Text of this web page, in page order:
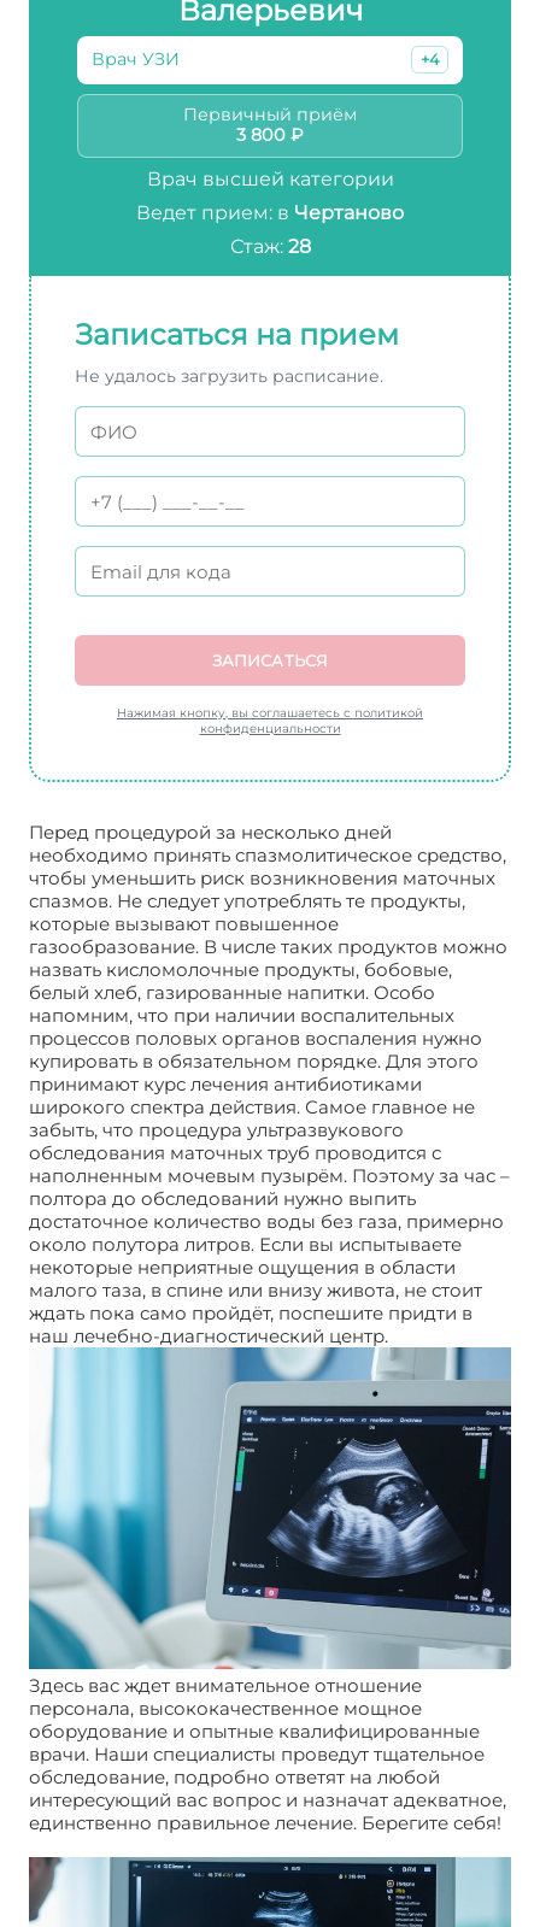
Валерьевич
Врач УЗИ +4
Первичный приём
3 800 ₽
Врач высшей категории
Ведет прием: в Чертаново
Стаж: 28
Записаться на прием
Не удалось загрузить расписание.
ЗАПИСАТЬСЯ
Нажимая кнопку, вы соглашаетесь с политикой
конфиденциальности
Перед процедурой за несколько дней
необходимо принять спазмолитическое средство,
чтобы уменьшить риск возникновения маточных
спазмов. Не следует употреблять те продукты,
которые вызывают повышенное
газообразование. В числе таких продуктов можно
назвать кисломолочные продукты, бобовые,
белый хлеб, газированные напитки. Особо
напомним, что при наличии воспалительных
процессов половых органов воспаления нужно
купировать в обязательном порядке. Для этого
принимают курс лечения антибиотиками
широкого спектра действия. Самое главное не
забыть, что процедура ультразвукового
обследования маточных труб проводится с
наполненным мочевым пузырём. Поэтому за час –
полтора до обследований нужно выпить
достаточное количество воды без газа, примерно
около полутора литров. Если вы испытываете
некоторые неприятные ощущения в области
малого таза, в спине или внизу живота, не стоит
ждать пока само пройдёт, поспешите придти в
наш лечебно-диагностический центр.
Здесь вас ждет внимательное отношение
персонала, высококачественное мощное
оборудование и опытные квалифицированные
врачи. Наши специалисты проведут тщательное
обследование, подробно ответят на любой
интересующий вас вопрос и назначат адекватное,
единственно правильное лечение. Берегите себя!